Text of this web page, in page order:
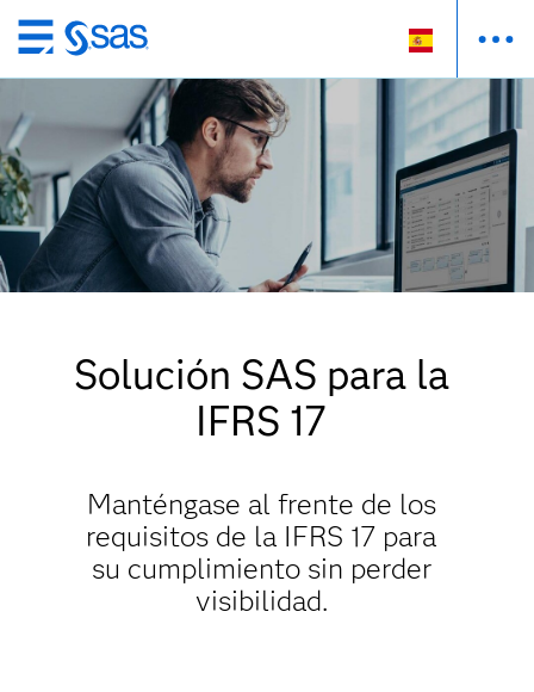
Ir
al
principal
Solución SAS para la
IFRS 17
Manténgase al frente de los
requisitos de la IFRS 17 para
su cumplimiento sin perder
visibilidad.